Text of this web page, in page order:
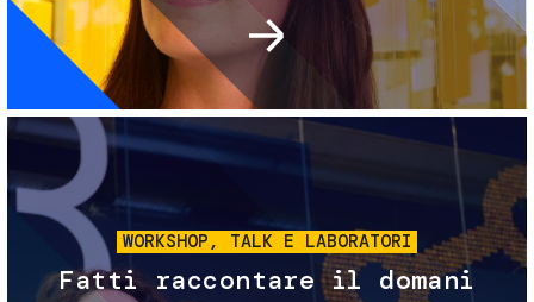
Immagine
WORKSHOP, TALK E LABORATORI
Fatti raccontare il domani